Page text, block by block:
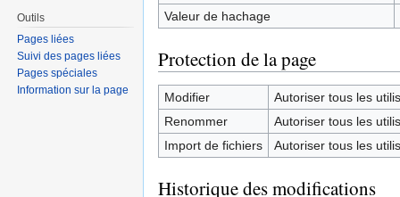
Valeur de hachage
Protection de la page
Modifier
Autoriser tous les
Renommer
Autoriser tous les
Import de fichiers
Autoriser tous les
Historique des modifications
Outils
Pages liées
Suivi des pages liées
Pages spéciales
Information sur la page